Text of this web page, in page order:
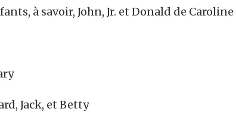
à savoir, John, Jr. et Donald de Caroline
Jack, et Betty